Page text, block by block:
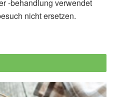
association study of
physiological
(2022).
-behandlung verwendet
nicht ersetzen.